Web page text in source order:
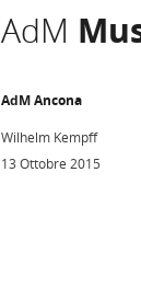
AdM
AdM Ancona
Wilhelm Kempff
13 Ottobre 2015